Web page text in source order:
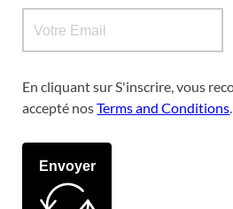
En cliquant sur S'inscrire, vous
accepté nosTerms and Conditions
Envoyer